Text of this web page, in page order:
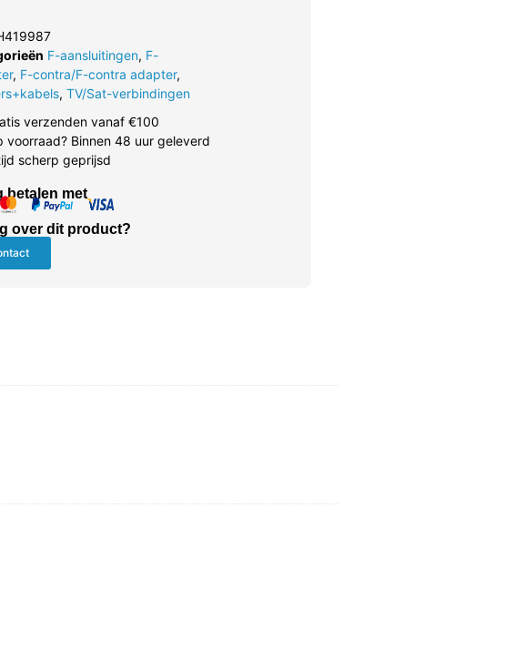
F-aansluitingen, F-
, F-contra/F-contra adapter,
, TV/Sat-verbindingen
verzenden vanaf €100
voorraad? Binnen 48 uur geleverd
scherp geprijsd
betalen met
over dit product?